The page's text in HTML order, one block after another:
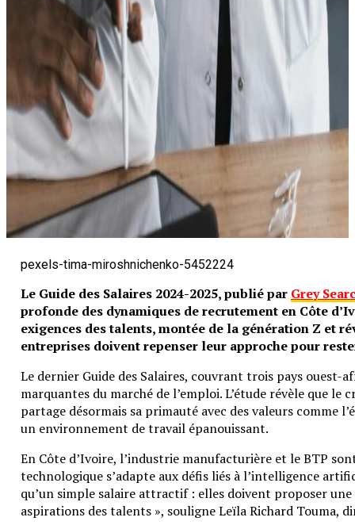
pexels-tima-miroshnichenko-5452224
Le Guide des Salaires 2024-2025, publié par Grey
profonde des dynamiques de recrutement en Côte
exigences des talents, montée de la génération Z et
entreprises doivent repenser leur approche pour
Le dernier Guide des Salaires, couvrant trois pays ouest-
marquantes du marché de l’emploi. L’étude révèle que
partage désormais sa primauté avec des valeurs comme
un environnement de travail épanouissant.
En Côte d’Ivoire, l’industrie manufacturière et le BTP
technologique s’adapte aux défis liés à l’intelligence
qu’un simple salaire attractif : elles doivent proposer
aspirations des talents », souligne Leïla Richard Touma,